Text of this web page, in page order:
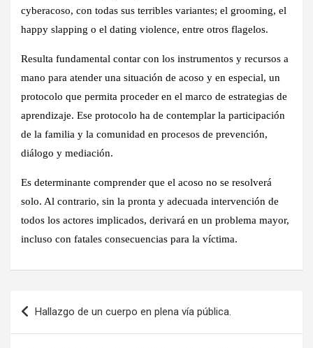
cyberacoso, con todas sus terribles variantes; el grooming, el
happy slapping o el dating violence, entre otros flagelos.
Resulta fundamental contar con los instrumentos y recursos a
mano para atender una situación de acoso y en especial, un
protocolo que permita proceder en el marco de estrategias de
aprendizaje. Ese protocolo ha de contemplar la participación
de la familia y la comunidad en procesos de prevención,
diálogo y mediación.
Es determinante comprender que el acoso no se resolverá
solo. Al contrario, sin la pronta y adecuada intervención de
todos los actores implicados, derivará en un problema mayor,
incluso con fatales consecuencias para la víctima.
Hallazgo de un cuerpo en plena vía pública.